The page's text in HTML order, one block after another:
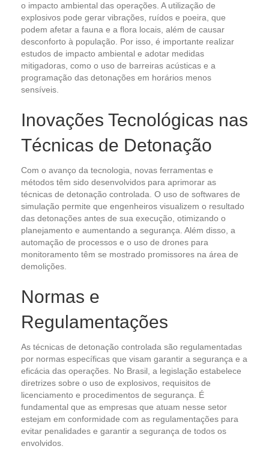
o impacto ambiental das operações. A utilização de
explosivos pode gerar vibrações, ruídos e poeira, que
podem afetar a fauna e a flora locais, além de causar
desconforto à população. Por isso, é importante realizar
estudos de impacto ambiental e adotar medidas
mitigadoras, como o uso de barreiras acústicas e a
programação das detonações em horários menos
sensíveis.
Inovações Tecnológicas nas
Técnicas de Detonação
Com o avanço da tecnologia, novas ferramentas e
métodos têm sido desenvolvidos para aprimorar as
técnicas de detonação controlada. O uso de softwares de
simulação permite que engenheiros visualizem o resultado
das detonações antes de sua execução, otimizando o
planejamento e aumentando a segurança. Além disso, a
automação de processos e o uso de drones para
monitoramento têm se mostrado promissores na área de
demolições.
Normas e
Regulamentações
As técnicas de detonação controlada são regulamentadas
por normas específicas que visam garantir a segurança e a
eficácia das operações. No Brasil, a legislação estabelece
diretrizes sobre o uso de explosivos, requisitos de
licenciamento e procedimentos de segurança. É
fundamental que as empresas que atuam nesse setor
estejam em conformidade com as regulamentações para
evitar penalidades e garantir a segurança de todos os
envolvidos.